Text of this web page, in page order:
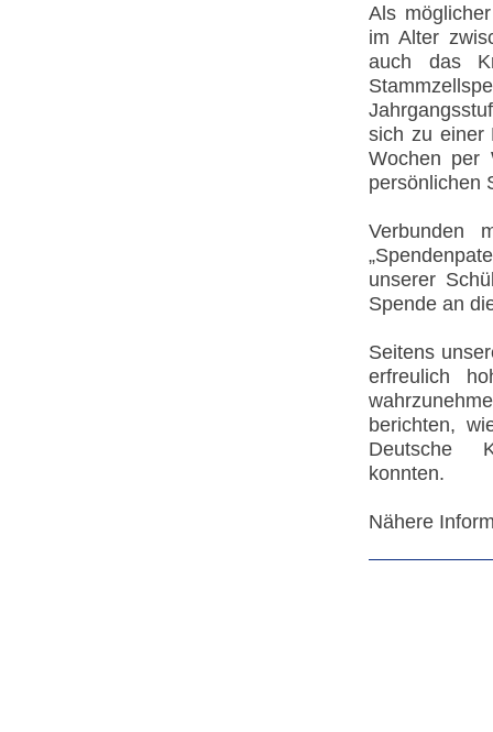
Als
im Alter
auch das
sich zu einer
Wochen per
persönlichen
Verbunden
unserer
Spende an
Seitens
erfreulich
berichten,
Deutsche
konnten.
Nähere